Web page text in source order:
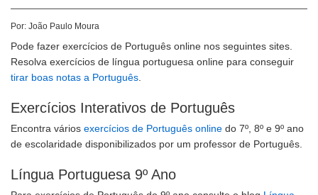
Por: João Paulo Moura
Pode fazer exercícios de Português online nos seguintes sites.
Resolva exercícios de língua portuguesa online para conseguir
tirar boas notas a Português
Exercícios Interativos de Português
Encontra vários exercícios de Português online do 7º, 8º e 9º ano
de escolaridade disponibilizados por um professor de Português.
Língua Portuguesa 9º Ano